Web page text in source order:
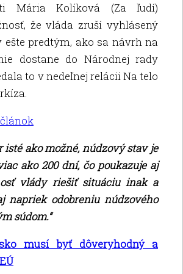
Mária Kolíková (Za ľudí)
že vláda zruší vyhlásený
ešte predtým, ako sa návrh na
dostane do Národnej rady
to v nedeľnej relácii Na telo
isté ako možné, núdzový stav je
ako 200 dní, čo poukazuje aj
vlády riešiť situáciu inak a
napriek odobreniu núdzového
súdom.“
musí byť dôveryhodný a